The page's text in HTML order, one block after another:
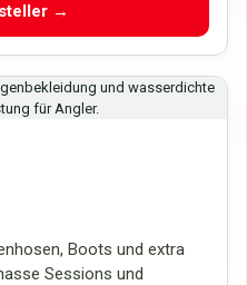
→
und wasserdichte
für Angler.
Boots und extra
Sessions und